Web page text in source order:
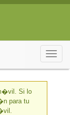
Toggle
Si lo
para tu